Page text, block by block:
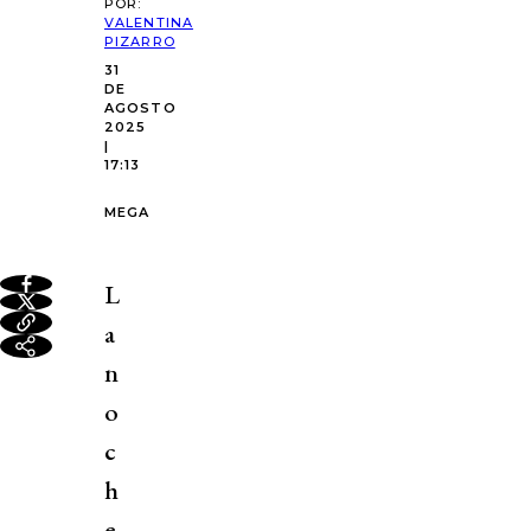
POR:
VALENTINA
PIZARRO
31
DE
AGOSTO
2025
|
17:13
MEGA
L
a
n
o
c
h